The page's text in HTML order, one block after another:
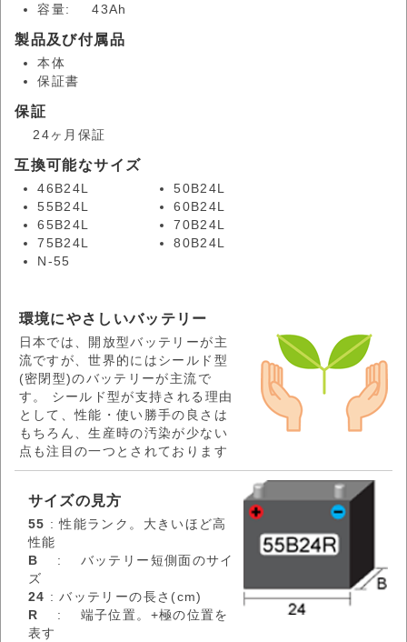
容量:
43Ah
製品及び付属品
本体
保証書
保証
24ヶ月保証
互換可能なサイズ
46B24L
50B24L
55B24L
60B24L
65B24L
70B24L
75B24L
80B24L
N-55
環境にやさしいバッテリー
日本では、開放型バッテリーが主
流ですが、世界的にはシールド型
(密閉型)のバッテリーが主流で
す。 シールド型が支持される理由
として、性能・使い勝手の良さは
もちろん、生産時の汚染が少ない
点も注目の一つとされております
サイズの見方
55 : 性能ランク。大きいほど高
性能
B
: バッテリー短側面のサイ
ズ
24 : バッテリーの長さ(cm)
R
: 端子位置。+極の位置を
表す